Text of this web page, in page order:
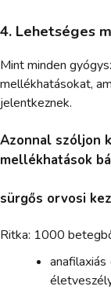
4. Lehetséges
Mint minden
mellékhatásokat,
jelentkeznek.
Azonnal szóljon
mellékhatások
sürgős orvosi
Ritka: 1000
anafilaxiás